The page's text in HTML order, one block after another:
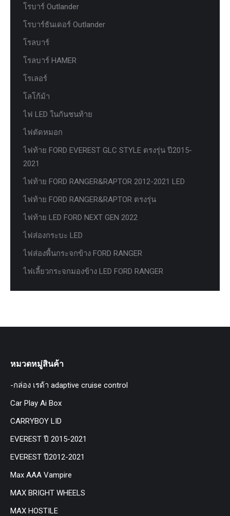
โรบาร์ Outlander
โรบาร์ธันเดอร์ Outlander
โรลบาร์
โรลบาร์ HAMER
โรเลอร์
โลโก้ม้า
ไฟ LED ในกันชนท้าย
ไฟตัดหมอก
ไฟท้าย FORD EVEREST GLC STYLE ตรงรุ่น ปี2015-
2021
ไฟท้าย FORD RANGER&RAPTOR 2012-2021 LED
ไฟท้าย FORD RANGER&RAPTOR ตรงรุ่น
ไฟท้าย LED FORD NEXT GEN 2022
ไฟส่องกระบะ LED
ไฟส่องพื้นกระจกข้าง FORD RANGER
ไฟเลี้ยวกระจกมองข้าง LED FORD RANGER
หมวดหมู่สินค้า
-กล่อง เรด้า adaptive cruise control
Car Play Ai Box
CARRYBOY LID
EVEREST ปี 2015-2021
EVEREST ปี2012-2021
Max AAA Vampire
MAX BRIGHT WHEELS
MAX HOSTILE